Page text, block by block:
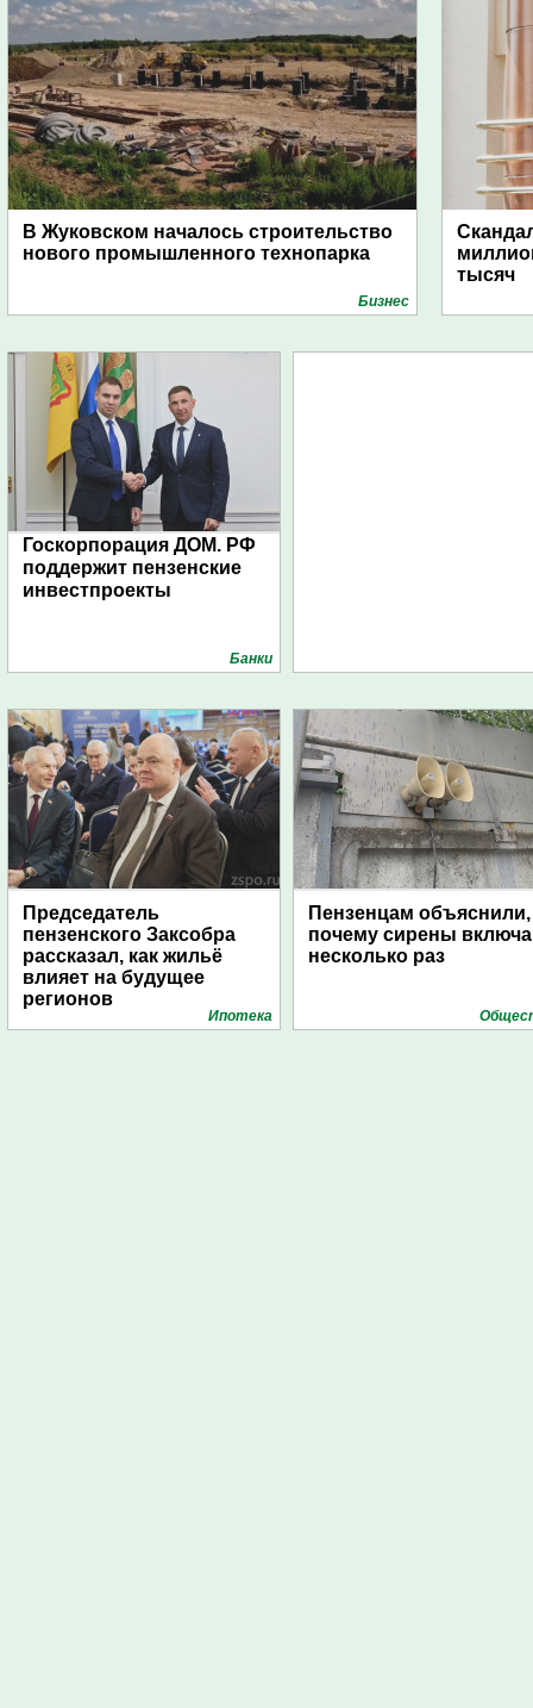
В Жуковском началось строительство
нового промышленного технопарка
Бизнес
тысяч
Госкорпорация ДОМ. РФ
поддержит пензенские
инвестпроекты
Банки
Председатель
пензенского Заксобра
рассказал, как жильё
влияет на будущее
регионов
Ипотека
Пензенцам объяснили,
почему сирены
несколько раз